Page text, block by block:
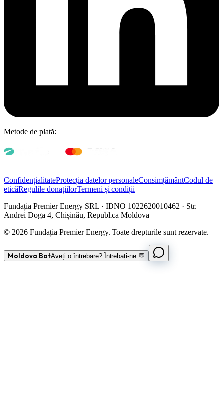
Metode de plată:
ConfidențialitateProtecția datelor personaleConsimțământCodul de
eticăRegulile donațiilorTermeni și condiții
Fundația Premier Energy SRL · IDNO 1022620010462 · Str.
Andrei Doga 4, Chișinău, Republica Moldova
© 2026 Fundația Premier Energy. Toate drepturile sunt rezervate.
Moldova BotAveți o întrebare? Întrebați-ne 💬